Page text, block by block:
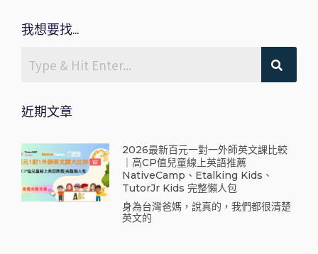
我想要找...
近期文章
2026最新百元一對一外師英文課比較
｜高CP值兒童線上英語推薦
NativeCamp、Etalking Kids、
TutorJr Kids 完整懶人包
身為台灣爸媽，說真的，我們都很清楚
英文的